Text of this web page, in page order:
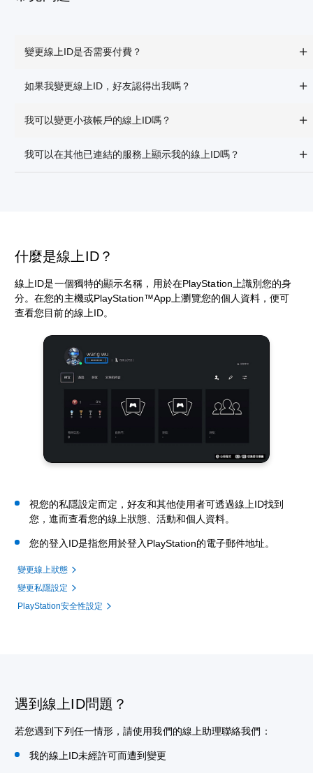
變更線上ID是否需要付費？
如果我變更線上ID，好友認得出我嗎？
我可以變更小孩帳戶的線上ID嗎？
我可以在其他已連結的服務上顯示我的線上ID嗎？
什麼是線上ID？
線上ID是一個獨特的顯示名稱，用於在PlayStation上識別您的身
分。在您的主機或PlayStation™App上瀏覽您的個人資料，便可
查看您目前的線上ID。
視您的私隱設定而定，好友和其他使用者可透過線上ID找到
您，進而查看您的線上狀態、活動和個人資料。
您的登入ID是指您用於登入PlayStation的電子郵件地址。
變更線上狀態
變更私隱設定
PlayStation安全性設定
遇到線上ID問題？
若您遇到下列任一情形，請使用我們的線上助理聯絡我們：
我的線上ID未經許可而遭到變更